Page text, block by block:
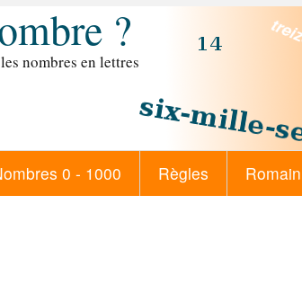
?
nombres en lettres
0 - 1000 Règles Romain